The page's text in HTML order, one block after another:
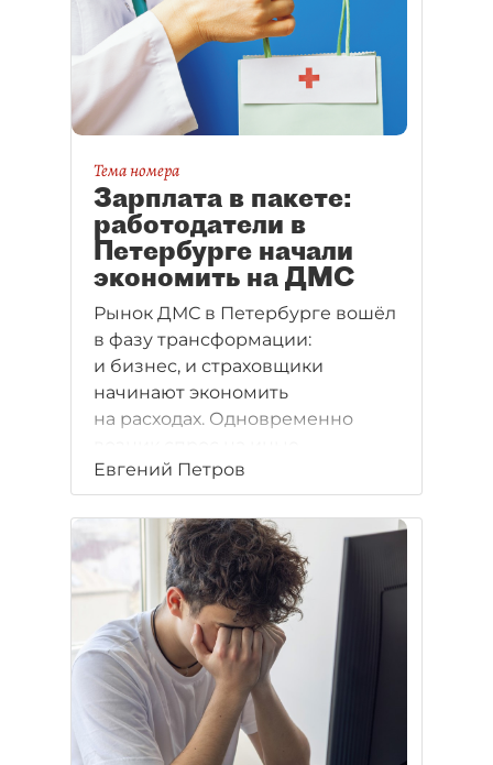
Тема номера
Зарплата в пакете:
работодатели в
Петербурге начали
экономить на ДМС
Рынок ДМС в Петербурге вошёл
в фазу трансформации:
и бизнес, и страховщики
начинают экономить
на расходах. Одновременно
социальные бонусы,
помогающие сэкономить
на налогах.
Евгений Петров